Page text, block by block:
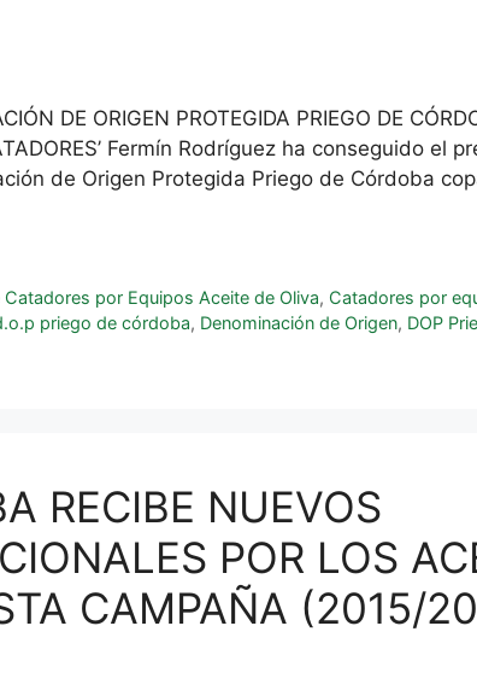
DE ORIGEN PROTEGIDA PRIEGO DE
Fermín Rodríguez ha conseguido el
de Origen Protegida Priego de Córdoba
por Equipos Aceite de Oliva, Catadores por
priego de córdoba, Denominación de Origen, DOP
RECIBE NUEVOS
POR LOS
CAMPAÑA (2015/